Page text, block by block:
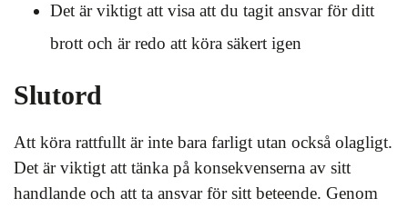
Det är viktigt att visa att du tagit ansvar för ditt
brott och är redo att köra säkert igen
Slutord
Att köra rattfullt är inte bara farligt utan också olagligt.
Det är viktigt att tänka på konsekvenserna av sitt
handlande och att ta ansvar för sitt beteende. Genom